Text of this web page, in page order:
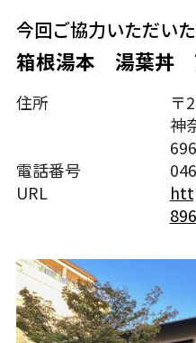
今回ご協⼒いただい
箱根湯本 湯葉丼
住所
〒
神
696
電話番号
URL